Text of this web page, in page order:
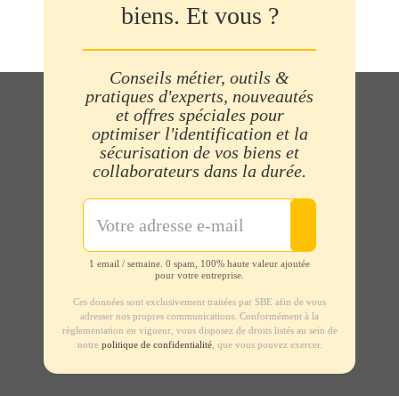
biens. Et vous ?
Conseils métier, outils &
pratiques d'experts, nouveautés
et offres spéciales pour
optimiser l'identification et la
sécurisation de vos biens et
collaborateurs dans la durée.
1 email / semaine. 0 spam, 100% haute valeur ajoutée
pour votre entreprise.
Ces données sont exclusivement traitées par SBE afin de vous
adresser nos propres communications. Conformément à la
règlementation en vigueur, vous disposez de droits listés au sein de
notre politique de confidentialité, que vous pouvez exercer.